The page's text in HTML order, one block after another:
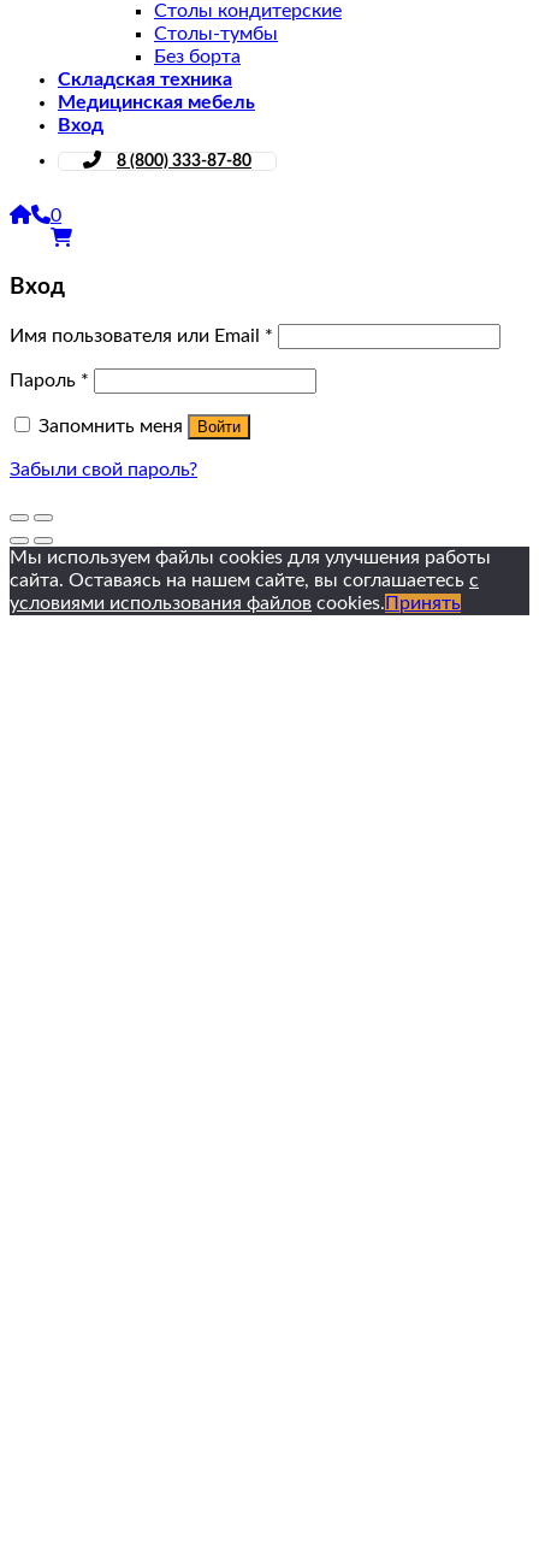
Столы кондитерские
Столы-тумбы
Без борта
Складская техника
Медицинская мебель
Вход
8 (800) 333-87-80
0
Вход
Имя пользователя или Email *
Пароль *
Запомнить меня Войти
Забыли свой пароль?
Мы используем файлы cookies для улучшения работы
сайта. Оставаясь на нашем сайте, вы соглашаетесь с
условиями использования файлов cookies. Принять